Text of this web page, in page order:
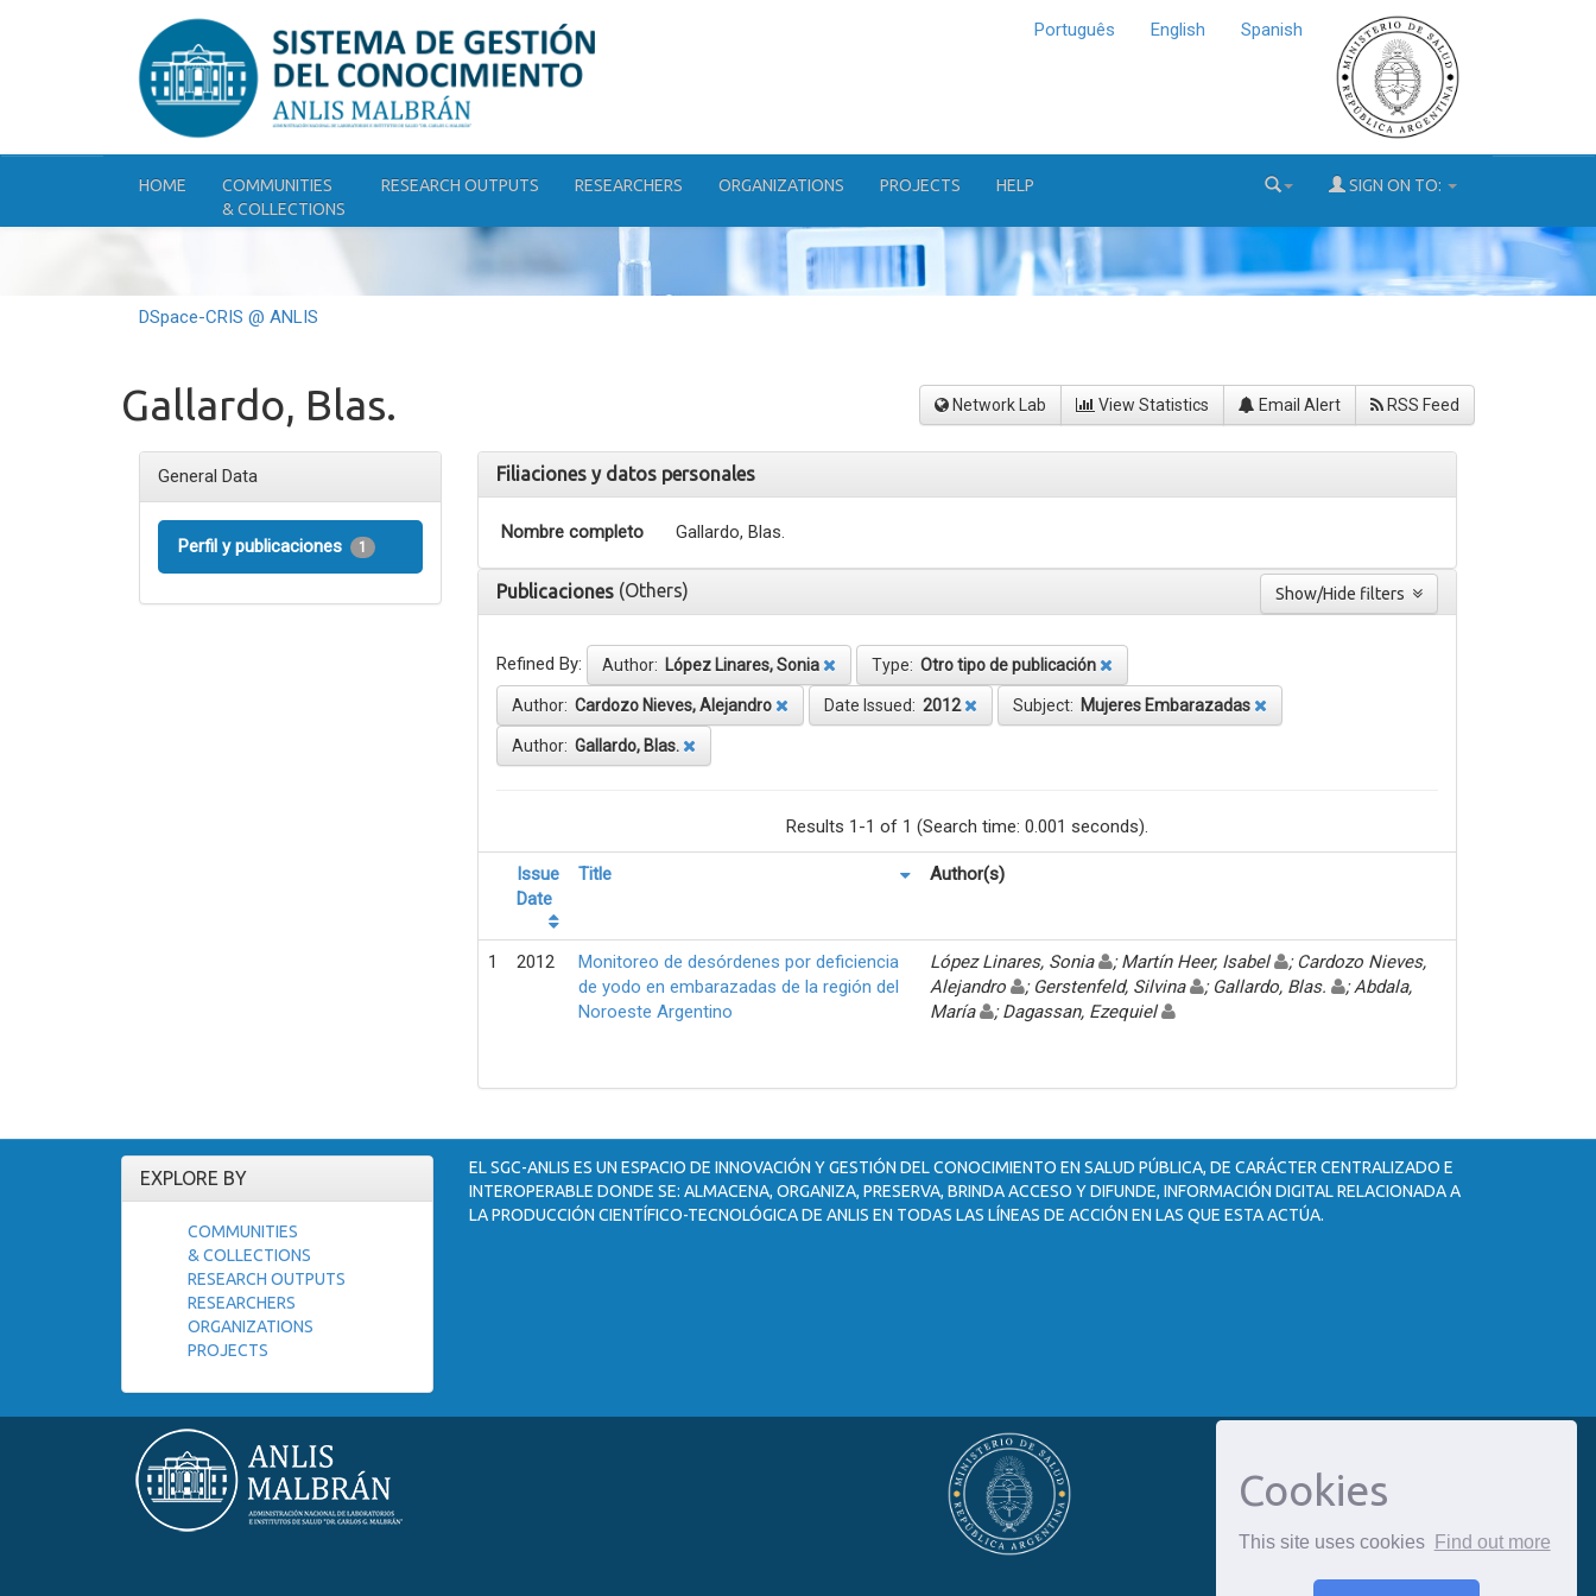
Cookies
This site uses cookies Find out more
Português English Spanish
HOME
COMMUNITIES
& COLLECTIONS
RESEARCH OUTPUTS RESEARCHERS ORGANIZATIONS PROJECTS HELP SIGN ON TO:
DSpace-CRIS @ ANLIS
Gallardo, Blas. Network Lab View Statistics Email Alert RSS Feed
General Data
Perfil y publicaciones 1
Filiaciones y datos personales
Nombre completo Gallardo, Blas.
Publicaciones (Others)
Refined By: Author: López Linares, Sonia Type: Otro tipo de publicación
Author: Cardozo Nieves, Alejandro Date Issued: 2012 Subject: Mujeres Embarazadas
Author: Gallardo, Blas.
Results 1-1 of 1 (Search time: 0.001 seconds).
Issue
Date
Title Author(s)
1 2012
Monitoreo de desórdenes por deficiencia
de yodo en embarazadas de la región del
Noroeste Argentino
López Linares, Sonia ; Martín Heer, Isabel
; Cardozo Nieves,
Alejandro
; Gerstenfeld, Silvina ; Gallardo, Blas.
; Abdala,
María
; Dagassan, Ezequiel
EXPLORE BY
COMMUNITIES
& COLLECTIONS
RESEARCH OUTPUTS
RESEARCHERS
ORGANIZATIONS
PROJECTS
EL SGC-ANLIS ES UN ESPACIO DE INNOVACIÓN Y GESTIÓN DEL CONOCIMIENTO EN SALUD PÚBLICA, DE CARÁCTER CENTRALIZADO E
INTEROPERABLE DONDE SE: ALMACENA, ORGANIZA, PRESERVA, BRINDA ACCESO Y DIFUNDE, INFORMACIÓN DIGITAL RELACIONADA A
LA PRODUCCIÓN CIENTÍFICO-TECNOLÓGICA DE ANLIS EN TODAS LAS LÍNEAS DE ACCIÓN EN LAS QUE ESTA ACTÚA.